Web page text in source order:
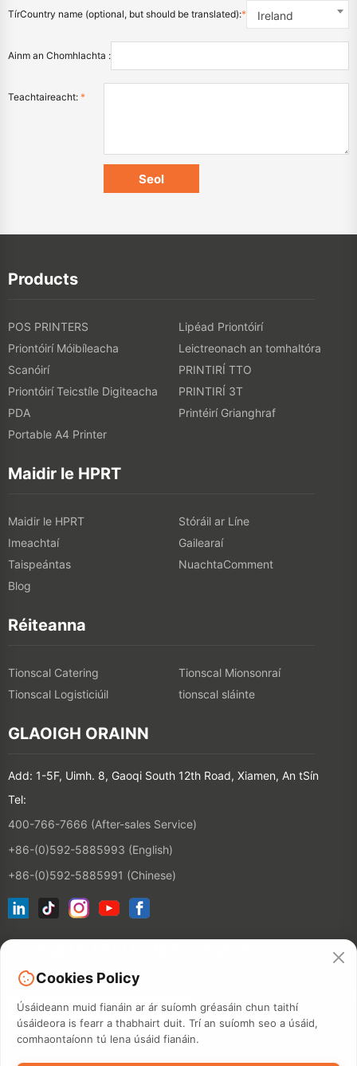
TírCountry name (optional, but should be translated):* Ireland
Ainm an Chomhlachta :
Teachtaireacht: *
Products
POS PRINTERS
Lipéad Priontóirí
Priontóirí Móibíleacha
Leictreonach an tomhaltóra
Scanóirí
PRINTIRÍ TTO
Priontóirí Teicstíle Digiteacha
PRINTIRÍ 3T
PDA
Printéirí Grianghraf
Portable A4 Printer
Maidir le HPRT
Maidir le HPRT
Stóráil ar Líne
Imeachtaí
Gailearaí
Taispeántas
NuachtaComment
Blog
Réiteanna
Tionscal Catering
Tionscal Mionsonraí
Tionscal Logisticiúil
tionscal sláinte
GLAOIGH ORAINN
Add: 1-5F, Uimh. 8, Gaoqi South 12th Road, Xiamen, An tSín
Tel:
400-766-7666 (After-sales Service)
+86-(0)592-5885993 (English)
+86-(0)592-5885991 (Chinese)
Cookies Policy
Úsáideann muid fianáin ar ár suíomh gréasáin chun taithí
úsáideora is fearr a thabhairt duit. Trí an suíomh seo a úsáid,
comhaontaíonn tú lena úsáid fianáin.